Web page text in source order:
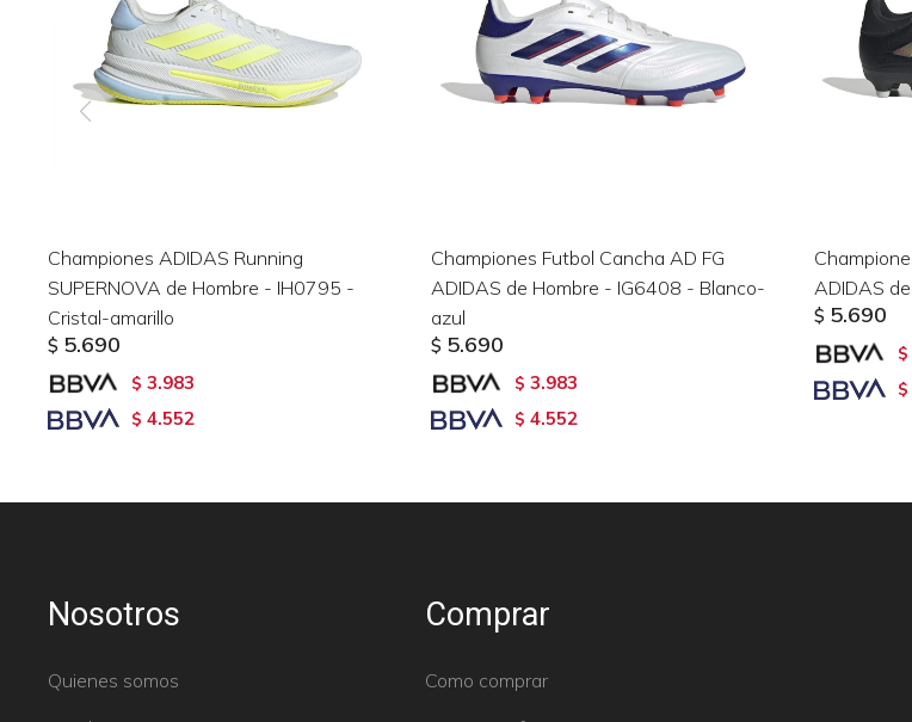
Championes ADIDAS Running
SUPERNOVA de Hombre - IH0795 -
Cristal-amarillo
$ 5.690
$ 3.983
$ 4.552
Championes Futbol Cancha AD FG
ADIDAS de Hombre - IG6408 - Blanco-
azul
$ 5.690
$ 3.983
$ 4.552
ADIDAS
$ 5.690
$
$
Nosotros
Quienes somos
Comprar
Como comprar